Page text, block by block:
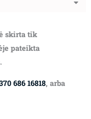
skirta tik
pateikta
686 16818, arba